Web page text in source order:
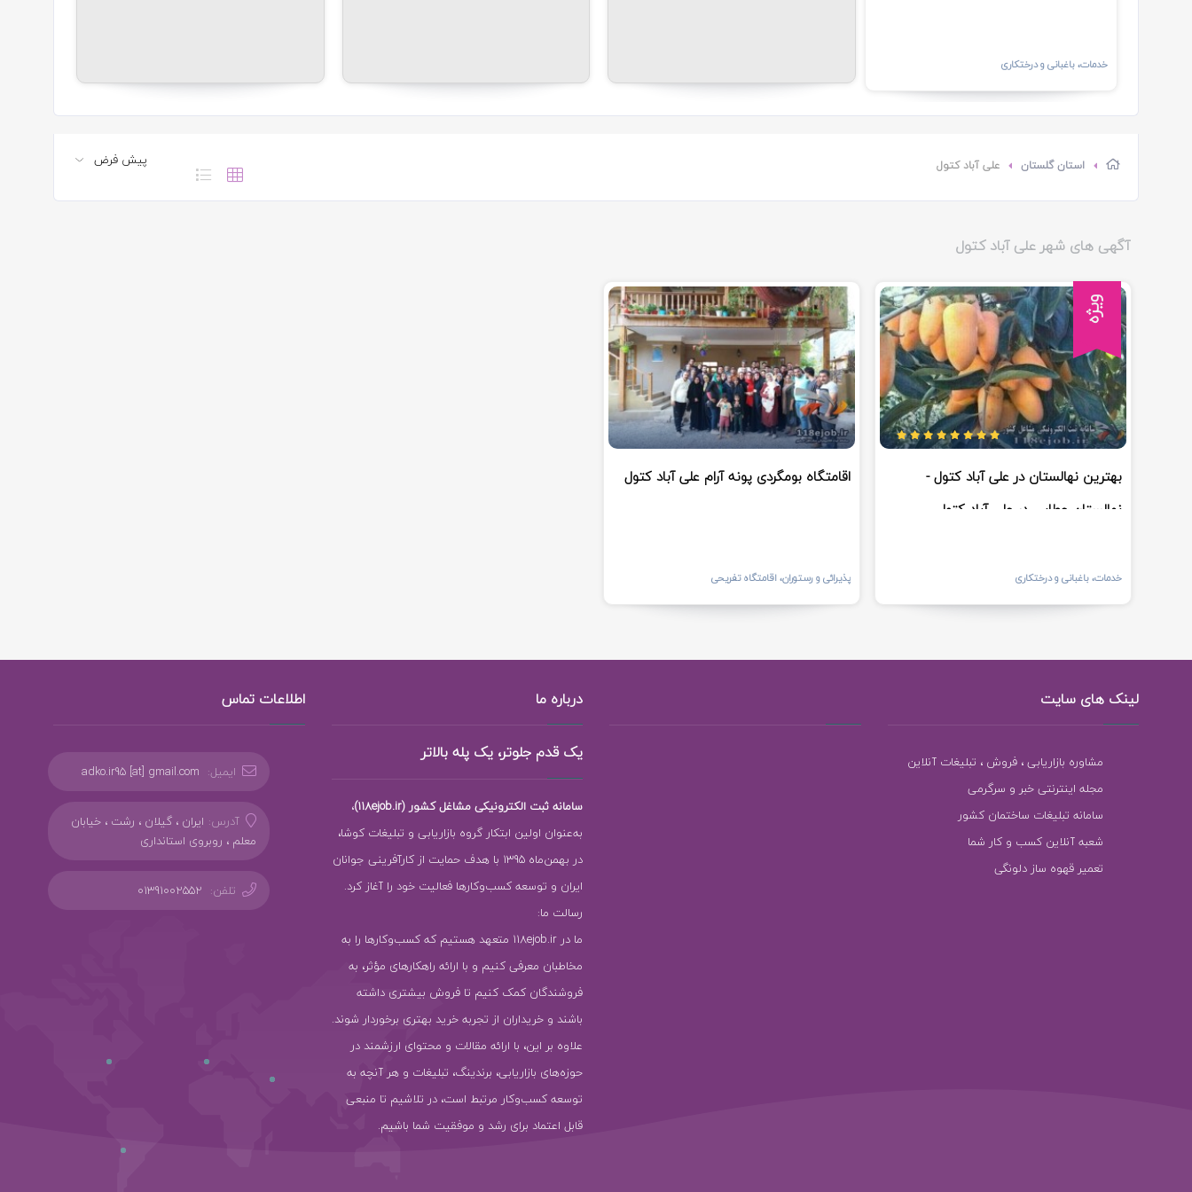
خدمات، باغبانی و درختکاری
استان گلستان علی آباد کتول
آگهی های شهر علی آباد کتول
ویژه
بهترین نهالستان در علی آباد کتول -
نهالستان عطایی در علی آباد کتول
خدمات، باغبانی و درختکاری
اقامتگاه بومگردی پونه آرام علی آباد کتول
پذیرائی و رستوران، اقامتگاه تفریحی
لینک های سایت
مشاوره بازاریابی ، فروش ، تبلیغات آنلاین
مجله اینترنتی خبر و سرگرمی
سامانه تبلیغات ساختمان کشور
شعبه آنلاین کسب و کار شما
تعمیر قهوه ساز دلونگی
درباره ما
یک قدم جلوتر، یک پله بالاتر
سامانه ثبت الکترونیکی مشاغل کشور (118ejob.ir)
،
به‌عنوان اولین ابتکار گروه بازاریابی و تبلیغات کوشا،
در بهمن‌ماه 1395 با هدف حمایت از کارآفرینی جوانان
ایران و توسعه کسب‌وکارها فعالیت خود را آغاز کرد.
رسالت ما:
ما در 118ejob.ir متعهد هستیم که کسب‌وکارها را به
مخاطبان معرفی کنیم و با ارائه راهکارهای مؤثر، به
فروشندگان کمک کنیم تا فروش بیشتری داشته
باشند و خریداران از تجربه خرید بهتری برخوردار شوند.
علاوه بر این، با ارائه مقالات و محتوای ارزشمند در
حوزه‌های بازاریابی، برندینگ، تبلیغات و هر آنچه به
توسعه کسب‌وکار مرتبط است، در تلاشیم تا منبعی
قابل اعتماد برای رشد و موفقیت شما باشیم.
اطلاعات تماس
ایمیل: adko.ir95 [at] gmail.com
آدرس: ایران ، گیلان ، رشت ، خیابان
معلم ، روبروی استانداری
تلفن: 01391002552